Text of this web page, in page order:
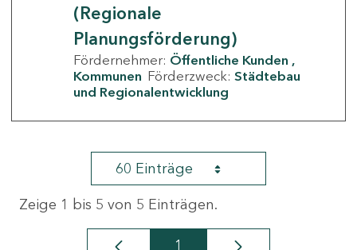
(Regionale
Planungsförderung)
Fördernehmer: Öffentliche Kunden
Kommunen Förderzweck: Städtebau
und Regionalentwicklung
60 Einträge
Zeige 1 bis 5 von 5 Einträgen.
1